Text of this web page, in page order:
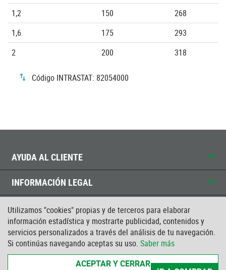
Utilizamos "cookies" propias y de terceros para elaborar
información estadística y mostrarte publicidad, contenidos y
servicios personalizados a través del análisis de tu navegación.
Si continúas navegando aceptas su uso. Saber más
ACEPTAR Y CERRAR
1,2
150
268
1,6
175
293
2
200 318
Código INTRASTAT: 82054000
AYUDA AL CLIENTE
INFORMACIÓN LEGAL
CONTACTO
CERTIFICADO ISO